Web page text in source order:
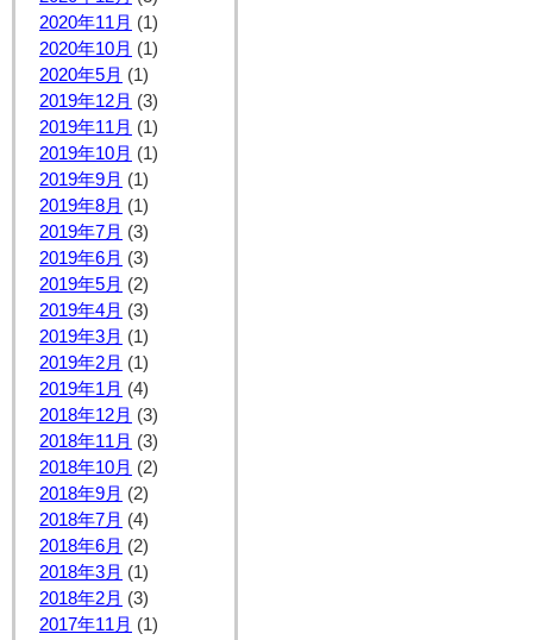
2020年11月 (1)
2020年10月 (1)
2020年5月 (1)
2019年12月 (3)
2019年11月 (1)
2019年10月 (1)
2019年9月 (1)
2019年8月 (1)
2019年7月 (3)
2019年6月 (3)
2019年5月 (2)
2019年4月 (3)
2019年3月 (1)
2019年2月 (1)
2019年1月 (4)
2018年12月 (3)
2018年11月 (3)
2018年10月 (2)
2018年9月 (2)
2018年7月 (4)
2018年6月 (2)
2018年3月 (1)
2018年2月 (3)
2017年11月 (1)